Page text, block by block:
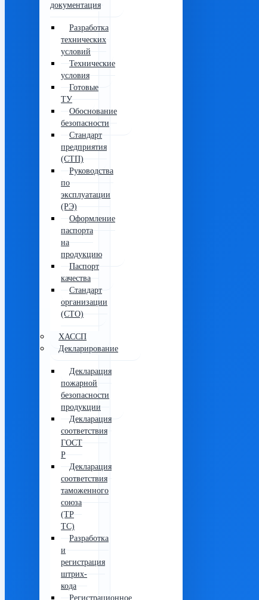
документация
Разработка
технических
условий
Технические
условия
Готовые
ТУ
Обоснование
безопасности
Стандарт
предприятия
(СТП)
Руководства
по
эксплуатации
(РЭ)
Оформление
паспорта
на
продукцию
Паспорт
качества
Стандарт
организации
(СТО)
ХАССП
Декларирование
Декларация
пожарной
безопасности
продукции
Декларация
соответствия
ГОСТ
Р
Декларация
соответствия
таможенного
союза
(ТР
ТС)
Разработка
и
регистрация
штрих-
кода
Регистрационное